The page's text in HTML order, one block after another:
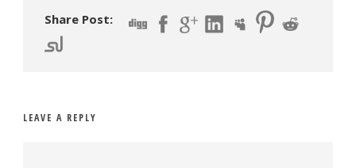
Share Post:
LEAVE A REPLY